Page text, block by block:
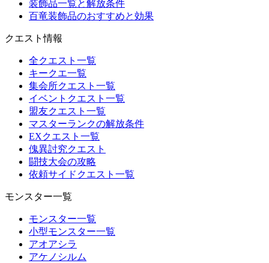
装飾品一覧と解放条件
百竜装飾品のおすすめと効果
クエスト情報
全クエスト一覧
キークエ一覧
集会所クエスト一覧
イベントクエスト一覧
盟友クエスト一覧
マスターランクの解放条件
EXクエスト一覧
傀異討究クエスト
闘技大会の攻略
依頼サイドクエスト一覧
モンスター一覧
モンスター一覧
小型モンスター一覧
アオアシラ
アケノシルム